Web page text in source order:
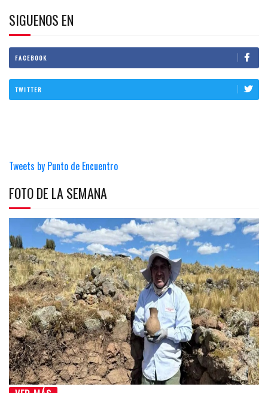
SIGUENOS EN
FACEBOOK
TWITTER
Tweets by Punto de Encuentro
FOTO DE LA SEMANA